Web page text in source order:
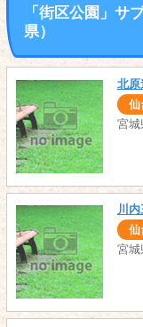
「街区公園」サ
県）
北原
仙
宮城
川内
仙
宮城